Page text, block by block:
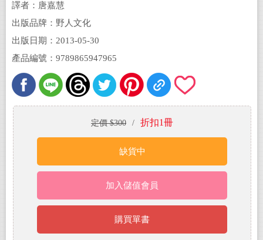
譯者：唐嘉慧
出版品牌：野人文化
出版日期：2013-05-30
產品編號：9789865947965
定價 $300 / 折扣1冊
缺貨中
加入儲值會員
購買單書